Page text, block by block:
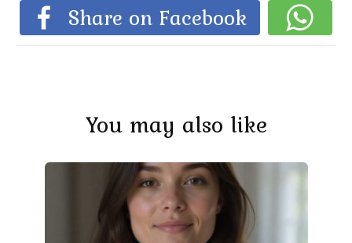
Share on Facebook
You may also like